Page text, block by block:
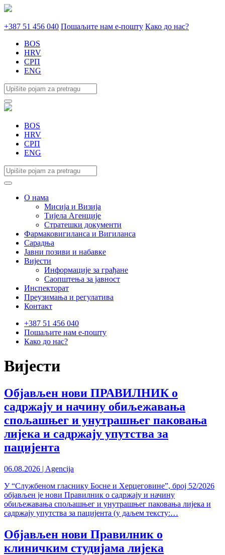
+387 51 456 040 Пошаљите нам е-пошту Како до нас?
BOS
HRV
СРП
ENG
BOS
HRV
СРП
ENG
О нама
Мисија и Визија
Тијела Агенције
Стратешки документи
Фармаковигиланса и Вигиланса
Сарадња
Јавни позиви и набавке
Вијести
Информације за грађане
Саопштења за јавност
Инспекторат
Преузимања и регулатива
Контакт
+387 51 456 040
Пошаљите нам е-пошту
Како до нас?
Вијести
Објављен нови ПРАВИЛНИК о
садржају и начину обиљежавања
спољашњег и унутрашњег паковања
лијека и садржају упутства за
пацијента
06.08.2026 | Agencija
У “Службеном гласнику Босне и Херцеговине”, број 52/2026
објављен је нови Правилник о садржају и начину
обиљежавања спољашњег и унутрашњег паковања лијека и
садржају упутства за пацијента (у даљем тексту:…
Објављен нови Правилник о
клиничким студијама лијека